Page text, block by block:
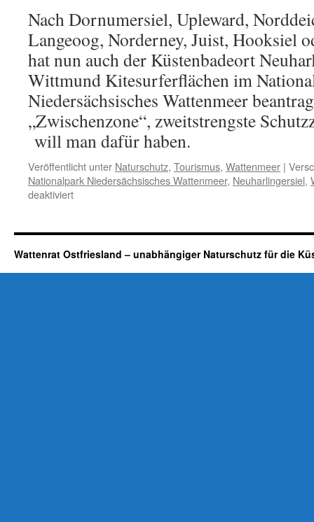
Nach Dornumersiel, Upleward,
Langeoog, Norderney, Juist, Hooksiel
hat nun auch der Küstenbadeort
Wittmund Kitesurferflächen im
Niedersächsisches Wattenmeer
„Zwischenzone“, zweitstrengste
will man dafür haben.
Veröffentlicht unter Naturschutz, Tourismus, Wattenmeer |
Nationalpark Niedersächsisches Wattenmeer, Neuharlingersiel,
deaktiviertfür
will
Kitesurfer
der
Wattenrat Ostfriesland – unabhängiger Naturschutz für die